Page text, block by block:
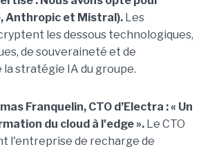
Anthropic et Mistral). Les
les dessous technologiques,
de souveraineté et de
stratégie IA du groupe.
Franquelin, CTO d’Electra : « Un
du cloud à l'edge ». Le CTO
l'entreprise de recharge de